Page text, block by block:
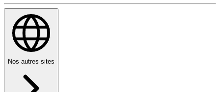
Nos autres sites